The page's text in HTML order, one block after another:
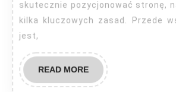
skutecznie pozycjonować stronę,
kilka kluczowych zasad. Przede
jest,
READ MOREREAD
MORE